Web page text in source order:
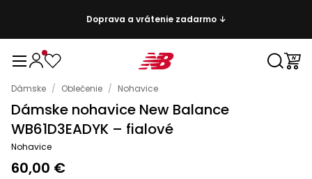
Doprava a vrátenie zadarmo ↓
Dámske / Oblečenie / Nohavice
Dámske nohavice New Balance
WB61D3EADYK – fialové
Nohavice
60,00 €